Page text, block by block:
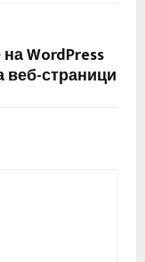
WordPress
веб-страници